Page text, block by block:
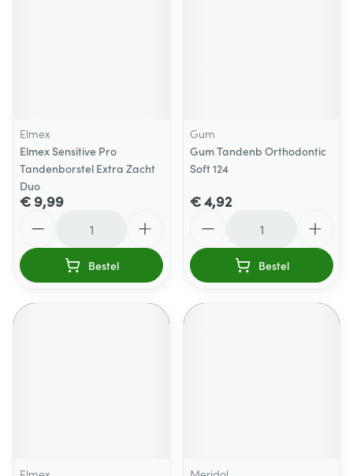
Elmex
Elmex Sensitive Pro
Tandenborstel Extra Zacht
Duo
€ 9,99
Bestel
Gum
Gum Tandenb Orthodontic
Soft 124
€ 4,92
Bestel